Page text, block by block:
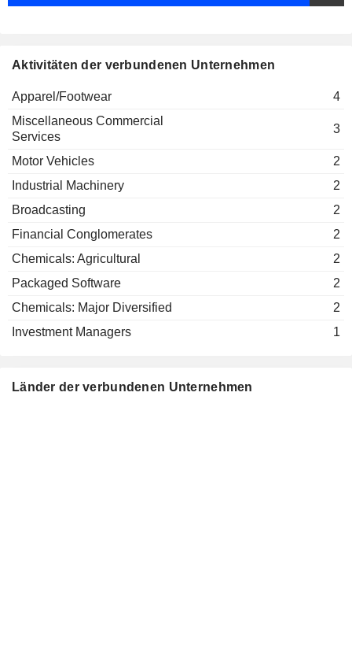
Aktivitäten der verbundenen Unternehmen
Apparel/Footwear
4
Miscellaneous Commercial
Services
3
Motor Vehicles
2
Industrial Machinery
2
Broadcasting
2
Financial Conglomerates
2
Chemicals: Agricultural
2
Packaged Software
2
Chemicals: Major Diversified
2
Investment Managers
1
Länder der verbundenen Unternehmen